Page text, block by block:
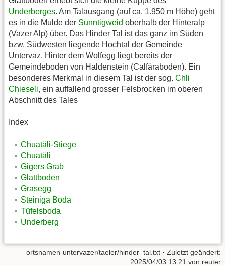
Underberges. Am Talausgang (auf ca. 1.950 m Höhe) geht
es in die Mulde der Sunntigweid oberhalb der Hinteralp
(Vazer Alp) über. Das Hinder Tal ist das ganz im Süden
bzw. Südwesten liegende Hochtal der Gemeinde
Untervaz. Hinter dem Wolfegg liegt bereits der
Gemeindeboden von Haldenstein (Calfäraboden). Ein
besonderes Merkmal in diesem Tal ist der sog. Chli
Chieseli, ein auffallend grosser Felsbrocken im oberen
Abschnitt des Tales
Index
Chuatäli-Stiege
Chuatäli
Gigers Grab
Glattboden
Grasegg
Steiniga Boda
Tüfelsboda
Underberg
ortsnamen-untervazer/taeler/hinder_tal.txt · Zuletzt geändert:
2025/04/03 13:21 von reuter